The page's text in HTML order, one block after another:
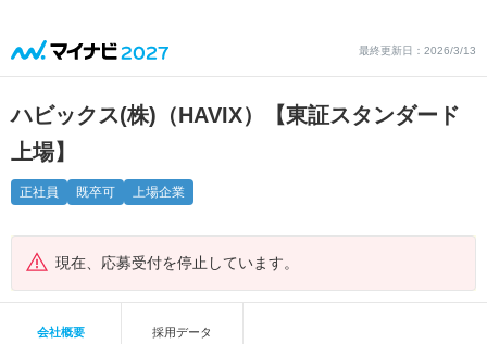
最終更新日：2026/3/13
ハビックス(株)（HAVIX）【東証スタンダード
上場】
正社員 既卒可 上場企業
現在、応募受付を停止しています。
会社概要 採用データ